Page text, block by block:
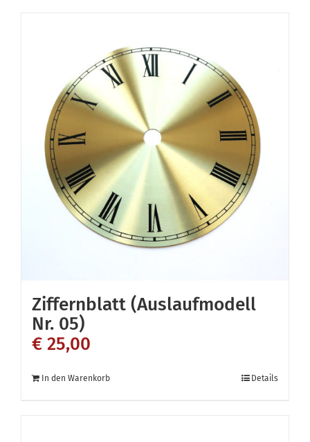
Ziffernblatt (Auslaufmodell
Nr. 05)
€ 25,00
In den Warenkorb Details